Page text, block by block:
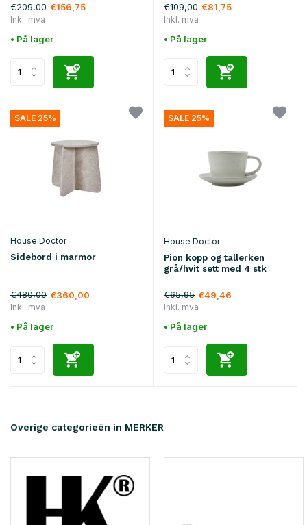
€209,00 €156,75
Inkl. mva
• På lager
€109,00 €81,75
Inkl. mva
• På lager
SALE 25%
House Doctor
Sidebord i marmor
€480,00 €360,00
Inkl. mva
• På lager
SALE 25%
House Doctor
Pion kopp og tallerken
grå/hvit sett med 4 stk
€65,95 €49,46
Inkl. mva
• På lager
Overige categorieën in MERKER